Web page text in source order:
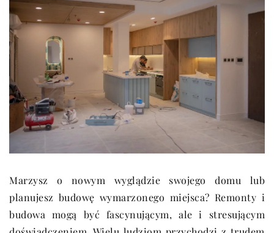
Marzysz o nowym wyglądzie swojego domu lub
planujesz budowę wymarzonego miejsca? Remonty i
budowa mogą być fascynującym, ale i stresującym